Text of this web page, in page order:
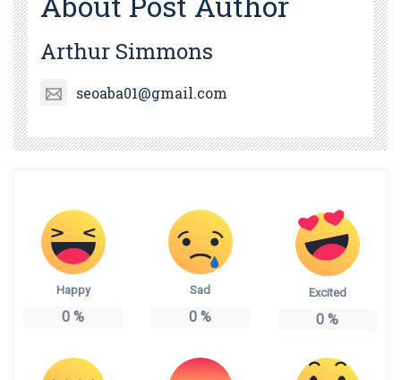
Arthur Simmons
seoaba01@gmail.com
Happy
0 %
Sad
0 %
Excited
0 %